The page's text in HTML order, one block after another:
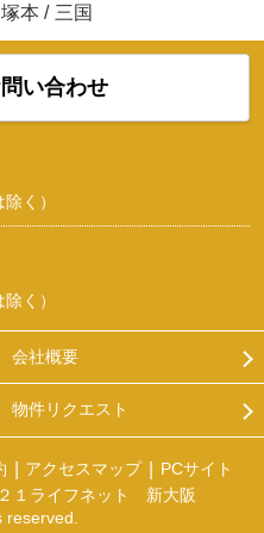
塚本 / 三国
い合わせ
く）
く）
会社概要
物件リクエスト
アクセスマップ
PCサイト
１ライフネット 新大阪
reserved.